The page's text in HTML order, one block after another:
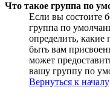
Что такое группа по
Если вы состоите
группа по
определить,
быть вам
может
вашу группу по
Вернуться к началу